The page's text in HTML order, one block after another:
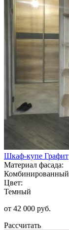
Шкаф-купе Графит
Материал фасада:
Комбинированный
Цвет:
Темный
от 42 000 руб.
Рассчитать